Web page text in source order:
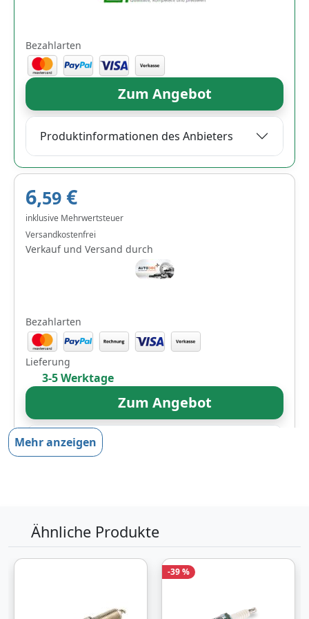
Bezahlarten
Zum Angebot
Produktinformationen des Anbieters
6,59 €
inklusive Mehrwertsteuer
Versandkostenfrei
Verkauf und Versand durch
Bezahlarten
Lieferung
3-5 Werktage
Zum Angebot
Produktinformationen des Anbieters
inklusive Mehrwertsteuer
Verkauf und Versand durch
Mehr anzeigen
Ähnliche Produkte
-39 %